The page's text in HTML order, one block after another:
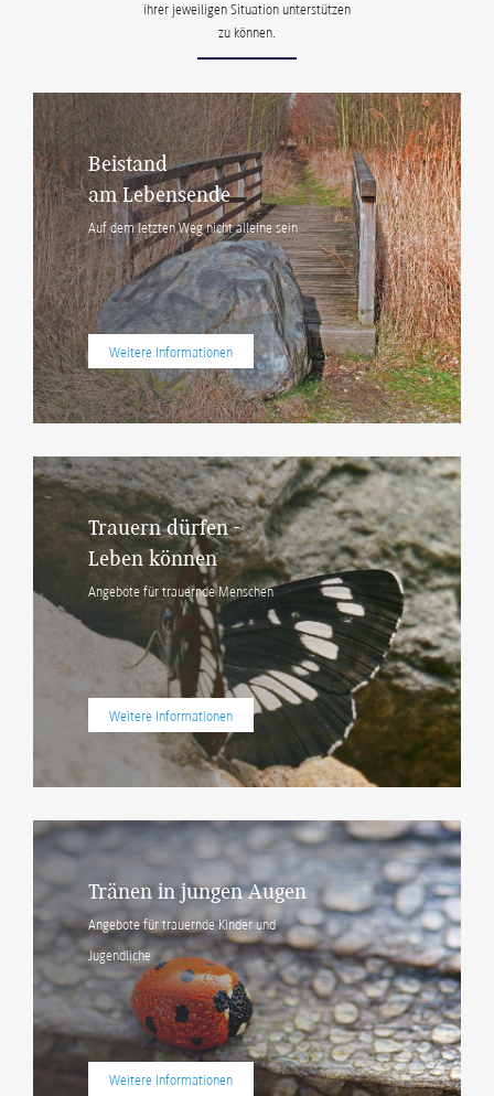
ihrer jeweiligen Situation unterstützen
zu können.
Beistand
am Lebensende
Auf dem letzten Weg nicht alleine sein
Weitere Informationen
Trauern dürfen -
Leben können
Angebote für trauernde Menschen
Weitere Informationen
Tränen in jungen Augen
Angebote für trauernde Kinder und
Jugendliche
Weitere Informationen